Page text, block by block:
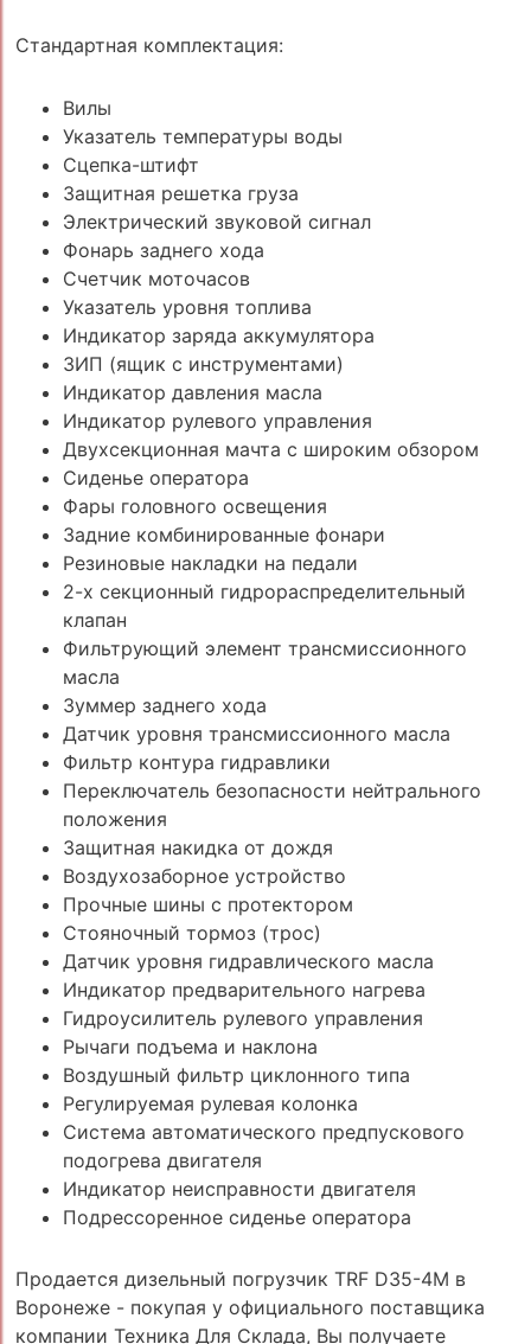
Стандартная комплектация:
Вилы
Указатель температуры воды
Сцепка-штифт
Защитная решетка груза
Электрический звуковой сигнал
Фонарь заднего хода
Счетчик моточасов
Указатель уровня топлива
Индикатор заряда аккумулятора
ЗИП (ящик с инструментами)
Индикатор давления масла
Индикатор рулевого управления
Двухсекционная мачта с широким обзором
Сиденье оператора
Фары головного освещения
Задние комбинированные фонари
Резиновые накладки на педали
2-х секционный гидрораспределительный
клапан
Фильтрующий элемент трансмиссионного
масла
Зуммер заднего хода
Датчик уровня трансмиссионного масла
Фильтр контура гидравлики
Переключатель безопасности нейтрального
положения
Защитная накидка от дождя
Воздухозаборное устройство
Прочные шины с протектором
Стояночный тормоз (трос)
Датчик уровня гидравлического масла
Индикатор предварительного нагрева
Гидроусилитель рулевого управления
Рычаги подъема и наклона
Воздушный фильтр циклонного типа
Регулируемая рулевая колонка
Система автоматического предпускового
подогрева двигателя
Индикатор неисправности двигателя
Подрессоренное сиденье оператора
Продается дизельный погрузчик TRF D35-4M в
Воронеже - покупая у официального поставщика
компании Техника Для Склада, Вы получаете